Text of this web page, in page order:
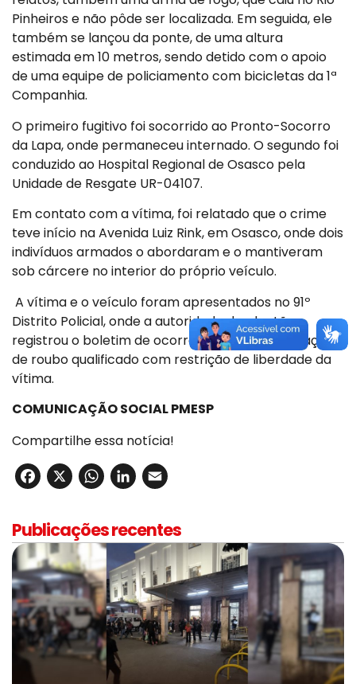
Pinheiros e não pôde ser localizada. Em seguida, ele
também se lançou da ponte, de uma altura
estimada em 10 metros, sendo detido com o apoio
de uma equipe de policiamento com bicicletas da 1ª
Companhia.
O primeiro fugitivo foi socorrido ao Pronto-Socorro
da Lapa, onde permaneceu internado. O segundo foi
conduzido ao Hospital Regional de Osasco pela
Unidade de Resgate UR-04107.
Em contato com a vítima, foi relatado que o crime
teve início na Avenida Luiz Rink, em Osasco, onde dois
indivíduos armados o abordaram e o mantiveram
sob cárcere no interior do próprio veículo.
A vítima e o veículo foram apresentados no 91º
Distrito Policial, onde a autoridade de plantão
registrou o boletim de ocorrência com a tipificação
de roubo qualificado com restrição de liberdade da
vítima.
COMUNICAÇÃO SOCIAL PMESP
Compartilhe essa notícia!
Facebook
X WhatsApp
LinkedIn
Publicações recentes